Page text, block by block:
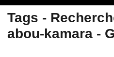
Tags -
abou-kamara -